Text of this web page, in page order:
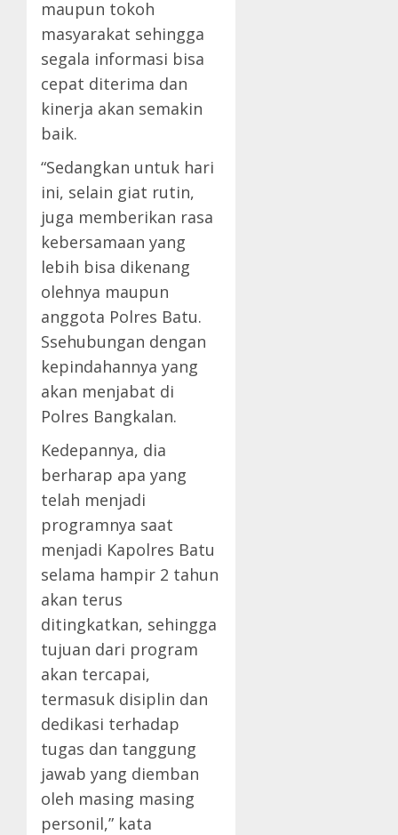
maupun tokoh
masyarakat sehingga
segala informasi bisa
cepat diterima dan
kinerja akan semakin
baik.
“Sedangkan untuk hari
ini, selain giat rutin,
juga memberikan rasa
kebersamaan yang
lebih bisa dikenang
olehnya maupun
anggota Polres Batu.
Ssehubungan dengan
kepindahannya yang
akan menjabat di
Polres Bangkalan.
Kedepannya, dia
berharap apa yang
telah menjadi
programnya saat
menjadi Kapolres Batu
selama hampir 2 tahun
akan terus
ditingkatkan, sehingga
tujuan dari program
akan tercapai,
termasuk disiplin dan
dedikasi terhadap
tugas dan tanggung
jawab yang diemban
oleh masing masing
personil,” kata